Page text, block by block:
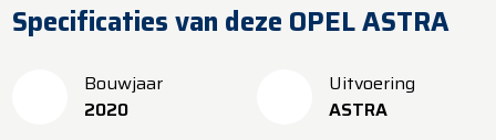
Specificaties van deze OPEL ASTRA
Bouwjaar
2020
Uitvoering
ASTRA